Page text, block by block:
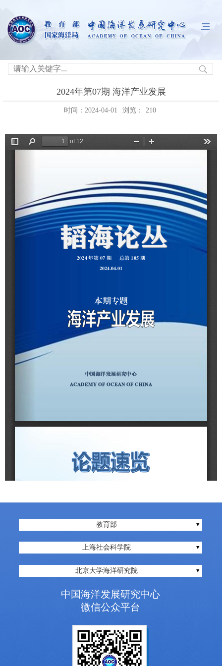
2024年第07期 海洋产业发展
时间：2024-04-01 浏览： 210
教育部
上海社会科学院
北京大学海洋研究院
中国海洋发展研究中心
微信公众平台